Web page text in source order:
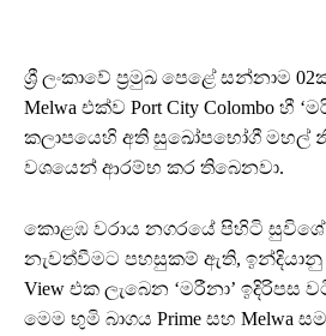
ශ්‍රී ලංකාවේ ප්‍රමුඛ පෙළේ සන්නාම
Melwa එක්ව Port City Colombo හී
කලාපයෙහි අති සුඛෝපභෝගී මහල්
වශයෙන් ආරම්භ කර තිබෙනවා.
කොළඹ වරාය නගරයේ පිහිටි
නැවත්වීමට පහසුකම් ඇති, ඉන්දියානු
View එක ලැබෙන ‘මරීනා’ ඉදිරිපස
මෙම භුමි බාගය Prime සහ Melwa